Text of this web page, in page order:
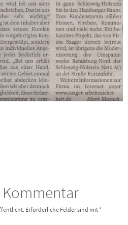
Erforderliche Felder sind mit *